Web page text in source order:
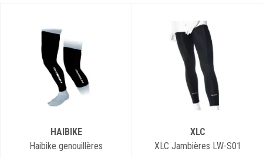
HAIBIKE
Haibike genouillères
XLC
XLC Jambières LW-S01